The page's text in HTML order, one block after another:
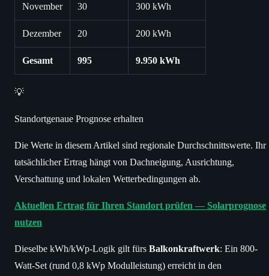
November 30 300 kWh
Dezember 20 200 kWh
Gesamt 995 9.950 kWh
💡
Standortgenaue Prognose erhalten
Die Werte in diesem Artikel sind regionale Durchschnittswerte. Ihr
tatsächlicher Ertrag hängt von Dachneigung, Ausrichtung,
Verschattung und lokalen Wetterbedingungen ab.
Aktuellen Ertrag für Ihren Standort prüfen — Solarprognose
nutzen
Dieselbe kWh/kWp-Logik gilt fürs Balkonkraftwerk: Ein 800-
Watt-Set (rund 0,8 kWp Modulleistung) erreicht in den